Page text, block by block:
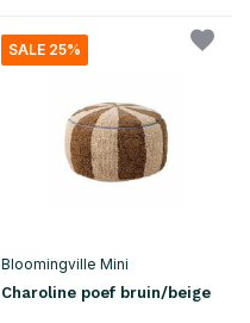
SALE 25%
Bloomingville Mini
Charoline poef bruin/beige